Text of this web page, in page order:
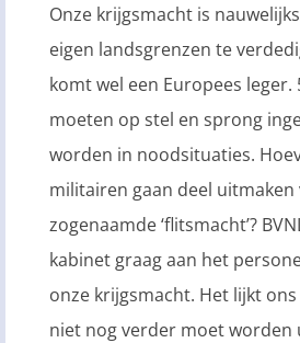
Onze krijgsmacht is
eigen landsgrenzen te
komt wel een Europees leger.
moeten op stel en sprong
worden in noodsituaties.
militairen gaan deel uitmaken
zogenaamde ‘flitsmacht’?
kabinet graag aan het
onze krijgsmacht. Het lijkt
niet nog verder moet worden